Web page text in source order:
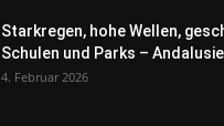
Starkregen, hohe Wellen,
Schulen und Parks –
4. Februar 2026